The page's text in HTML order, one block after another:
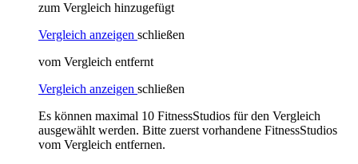
zum Vergleich hinzugefügt
Vergleich anzeigen schließen
vom Vergleich entfernt
Vergleich anzeigen schließen
Es können maximal 10 FitnessStudios für den Vergleich
ausgewählt werden. Bitte zuerst vorhandene FitnessStudios
vom Vergleich entfernen.